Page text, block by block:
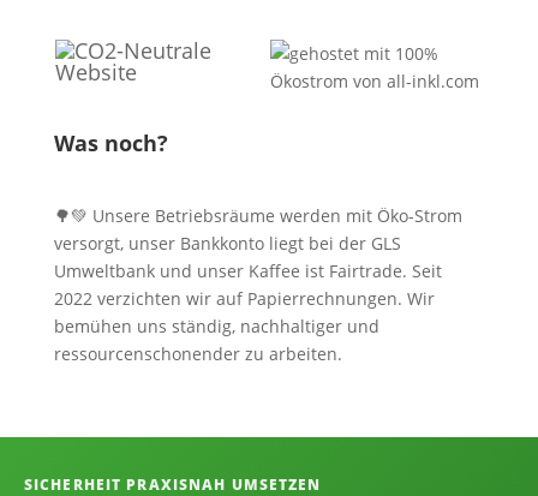
Was noch?
🌳💚 Unsere Betriebsräume werden mit Öko-Strom
versorgt, unser Bankkonto liegt bei der GLS
Umweltbank und unser Kaffee ist Fairtrade. Seit
2022 verzichten wir auf Papierrechnungen. Wir
bemühen uns ständig, nachhaltiger und
ressourcenschonender zu arbeiten.
Informationen, Kontakt und
SICHERHEIT PRAXISNAH UMSETZEN